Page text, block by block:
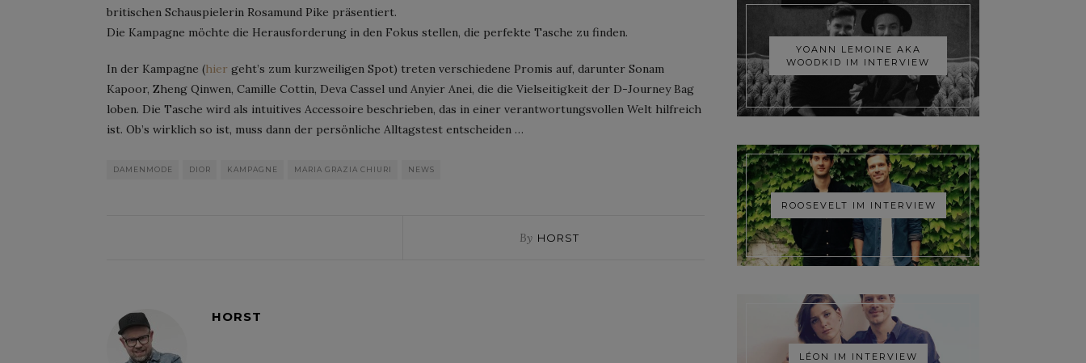
britischen Schauspielerin Rosamund Pike präsentiert.
Die Kampagne möchte die Herausforderung in den Fokus stellen, die perfekte Tasche zu finden.
In der Kampagne (hier geht’s zum kurzweiligen Spot) treten verschiedene Promis auf, darunter Sonam
Kapoor, Zheng Qinwen, Camille Cottin, Deva Cassel und Anyier Anei, die die Vielseitigkeit der D-Journey Bag
loben. Die Tasche wird als intuitives Accessoire beschrieben, das in einer verantwortungsvollen Welt hilfreich
ist. Ob’s wirklich so ist, muss dann der persönliche Alltagstest entscheiden …
DAMENMODE DIOR KAMPAGNE MARIA GRAZIA CHIURI NEWS
By HORST
HORST
YOANN LEMOINE AKA
WOODKID IM INTERVIEW
ROOSEVELT IM INTERVIEW
LÉON IM INTERVIEW